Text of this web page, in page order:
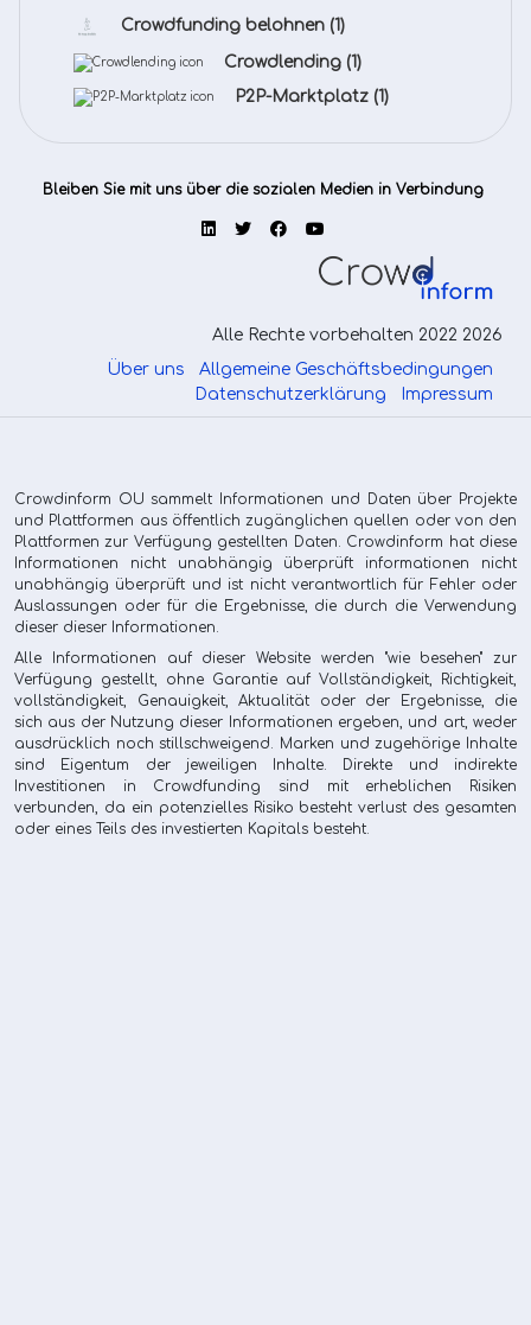
Crowdfunding belohnen (1)
Crowdlending (1)
P2P-Marktplatz (1)
Bleiben Sie mit uns über die sozialen Medien in Verbindung
Alle Rechte vorbehalten 2022 2026
Über uns
Allgemeine Geschäftsbedingungen
Datenschutzerklärung
Impressum
Crowdinform OU sammelt Informationen und Daten über Projekte
und Plattformen aus öffentlich zugänglichen quellen oder von den
Plattformen zur Verfügung gestellten Daten. Crowdinform hat diese
Informationen nicht unabhängig überprüft informationen nicht
unabhängig überprüft und ist nicht verantwortlich für Fehler oder
Auslassungen oder für die Ergebnisse, die durch die Verwendung
dieser dieser Informationen.
Alle Informationen auf dieser Website werden "wie besehen" zur
Verfügung gestellt, ohne Garantie auf Vollständigkeit, Richtigkeit,
vollständigkeit, Genauigkeit, Aktualität oder der Ergebnisse, die
sich aus der Nutzung dieser Informationen ergeben, und art, weder
ausdrücklich noch stillschweigend. Marken und zugehörige Inhalte
sind Eigentum der jeweiligen Inhalte. Direkte und indirekte
Investitionen in Crowdfunding sind mit erheblichen Risiken
verbunden, da ein potenzielles Risiko besteht verlust des gesamten
oder eines Teils des investierten Kapitals besteht.